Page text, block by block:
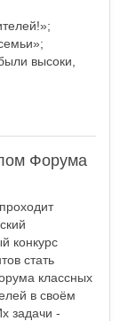
высоки,
Форума
конкурс
стать
классных
в своём
задачи -